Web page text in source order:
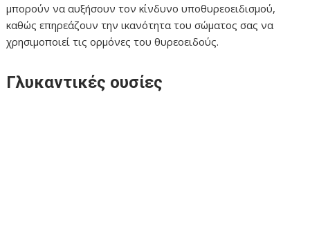
μπορούν να αυξήσουν τον κίνδυνο υποθυρεοειδισμού,
καθώς επηρεάζουν την ικανότητα του σώματος σας να
χρησιμοποιεί τις ορμόνες του θυρεοειδούς.
Γλυκαντικές ουσίες